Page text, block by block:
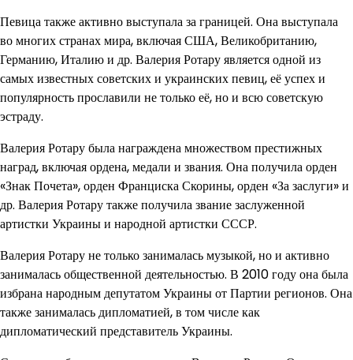
Певица также активно выступала за границей. Она выступала
во многих странах мира, включая США, Великобританию,
Германию, Италию и др. Валерия Ротару является одной из
самых известных советских и украинских певиц, её успех и
популярность прославили не только её, но и всю советскую
эстраду.
Валерия Ротару была награждена множеством престижных
наград, включая ордена, медали и звания. Она получила орден
«Знак Почета», орден Франциска Скорины, орден «За заслуги» и
др. Валерия Ротару также получила звание заслуженной
артистки Украины и народной артистки СССР.
Валерия Ротару не только занималась музыкой, но и активно
занималась общественной деятельностью. В 2010 году она была
избрана народным депутатом Украины от Партии регионов. Она
также занималась дипломатией, в том числе как
дипломатический представитель Украины.